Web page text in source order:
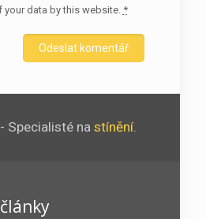
your data by this website. *
- Specialisté na stínění.